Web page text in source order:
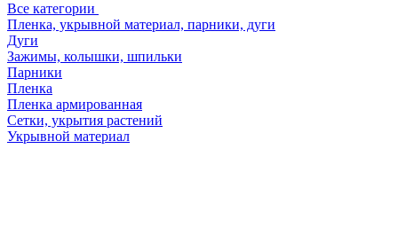
Все категории
Пленка, укрывной материал, парники, дуги
Дуги
Зажимы, колышки, шпильки
Парники
Пленка
Пленка армированная
Сетки, укрытия растений
Укрывной материал